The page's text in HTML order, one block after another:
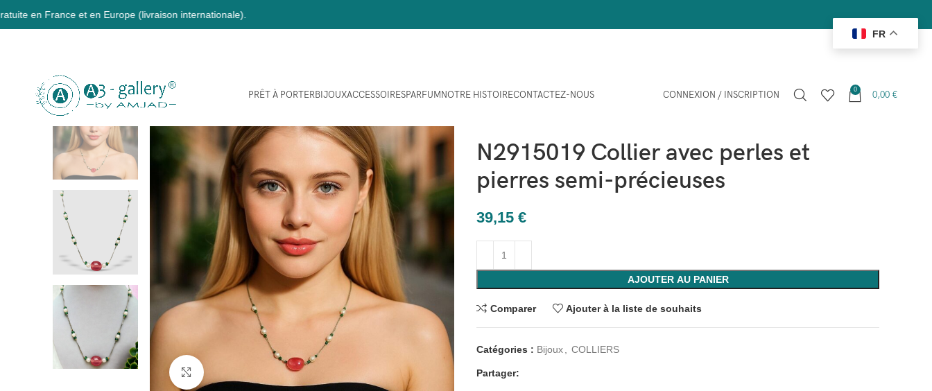
et en Europe (livraison internationale).
PRÊT À PORTERBIJOUXACCESSOIRESPARFUMNOTRE HISTOIRECONTACTEZ-NOUS CONNEXION / INSCRIPTION 0 0,00 €
Cliquez pour agrandir
N2915019 Collier avec perles et pierres semi-précieuses
N2915019 Collier avec perles et
pierres semi-précieuses
39,15 €
AJOUTER AU PANIER
Comparer Ajouter à la liste de souhaits
Catégories : Bijoux COLLIERS
Partager:
FR